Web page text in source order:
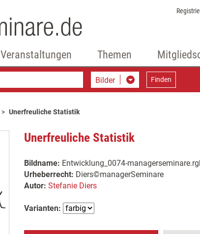
Veranstaltungen Themen
Bilder Finden
Unerfreuliche Statistik
Unerfreuliche Statistik
Bildname: Entwicklung_0074-
Urheberrecht: Diers©managerSeminare
Autor: Stefanie Diers
Varianten: